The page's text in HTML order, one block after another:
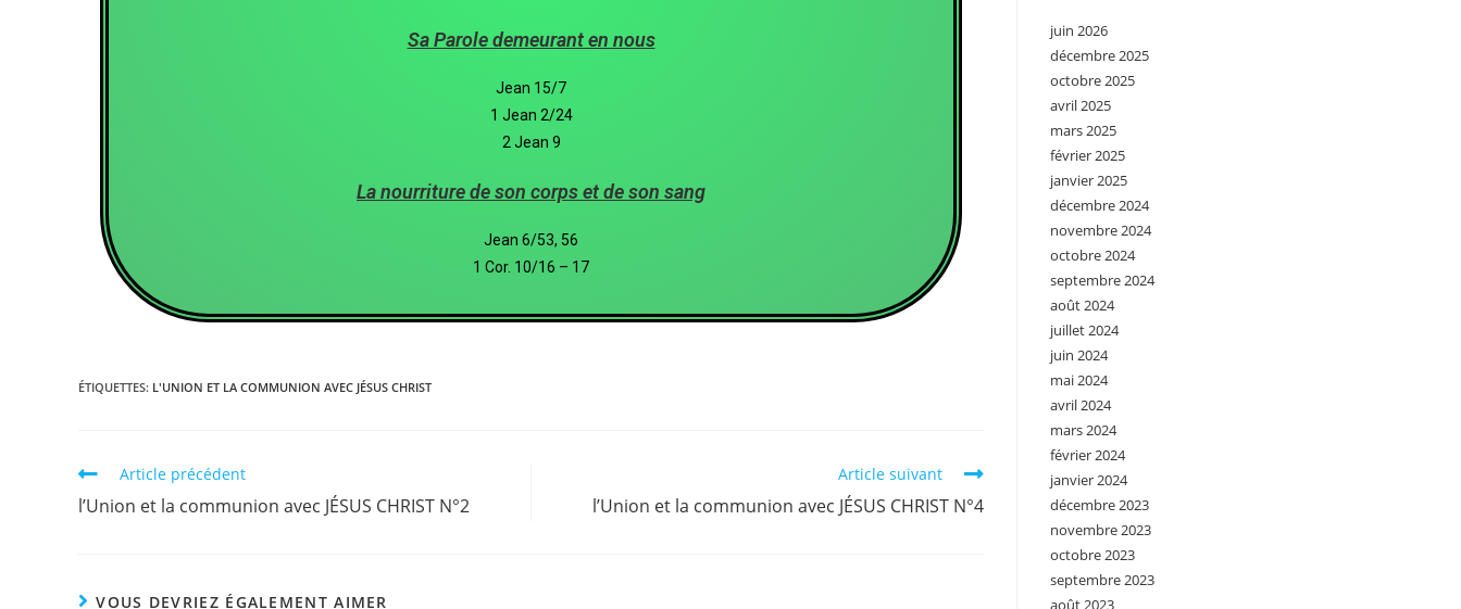
Sa Parole demeurant en nous
Jean 15/7
1 Jean 2/24
2 Jean 9
La nourriture de son corps et de son sang
Jean 6/53, 56
1 Cor. 10/16 – 17
ÉTIQUETTES: L'UNION ET LA COMMUNION AVEC JÉSUS CHRIST
Article précédent
l’Union et la communion avec JÉSUS CHRIST N°2
Article suivant
l’Union et la communion avec JÉSUS CHRIST N°4
VOUS DEVRIEZ ÉGALEMENT AIMER
juin 2026
décembre 2025
octobre 2025
avril 2025
mars 2025
février 2025
janvier 2025
décembre 2024
novembre 2024
octobre 2024
septembre 2024
août 2024
juillet 2024
juin 2024
mai 2024
avril 2024
mars 2024
février 2024
janvier 2024
décembre 2023
novembre 2023
octobre 2023
septembre 2023
août 2023